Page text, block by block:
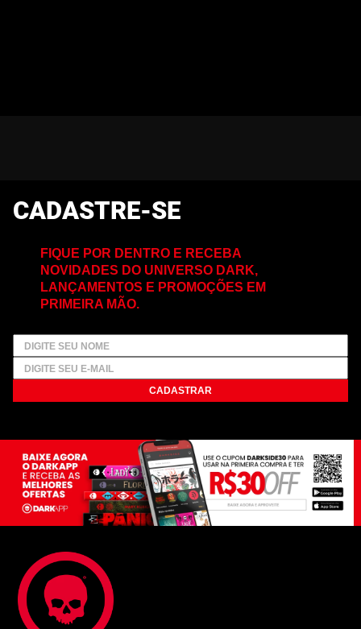
CADASTRE-SE
FIQUE POR DENTRO E RECEBA
NOVIDADES DO UNIVERSO DARK,
LANÇAMENTOS E PROMOÇÕES EM
PRIMEIRA MÃO.
CADASTRAR